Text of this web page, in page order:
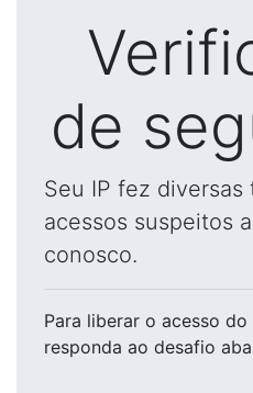
de
Seu IP fez
acessos suspeitos
conosco.
Para liberar o acesso do
responda ao desafio